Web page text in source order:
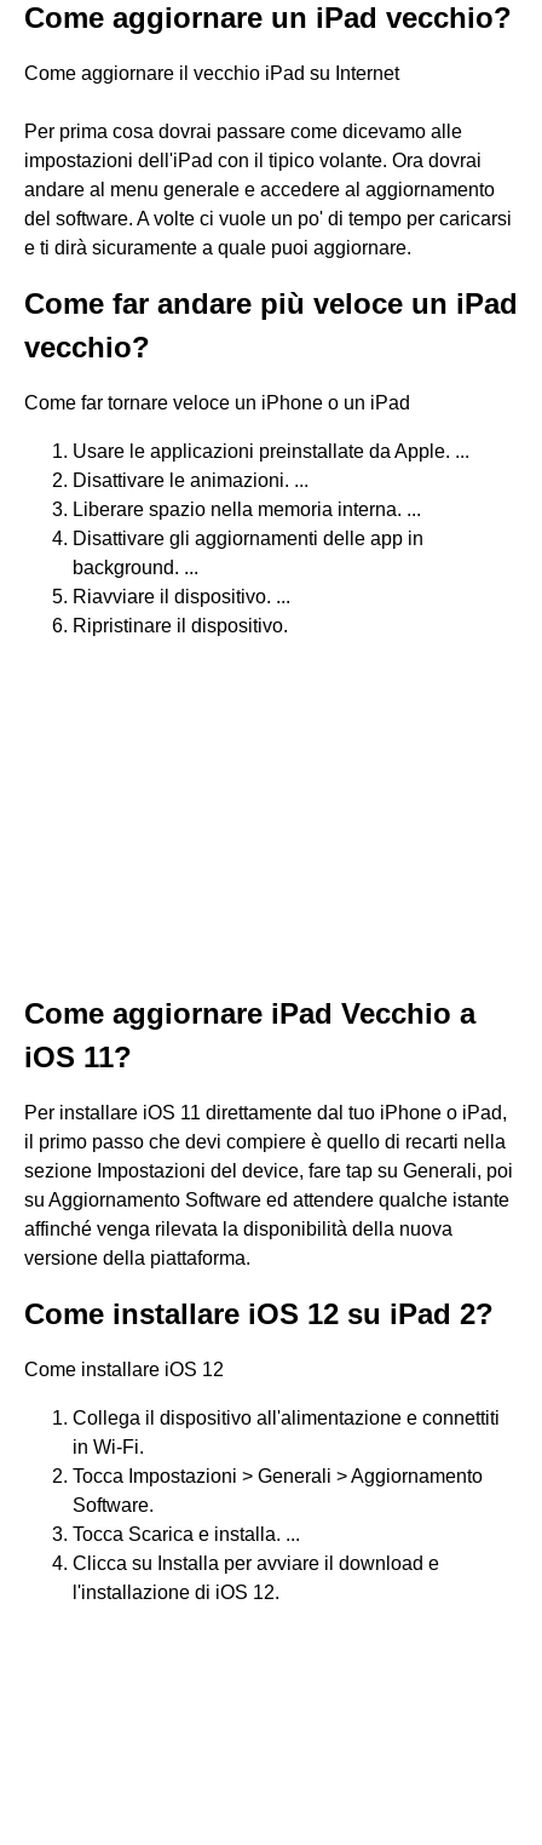
Come aggiornare un iPad vecchio?
Come aggiornare il vecchio iPad su Internet
Per prima cosa dovrai passare come dicevamo alle
impostazioni dell'iPad con il tipico volante. Ora dovrai
andare al menu generale e accedere al aggiornamento
del software. A volte ci vuole un po' di tempo per caricarsi
e ti dirà sicuramente a quale puoi aggiornare.
Come far andare più veloce un iPad
vecchio?
Come far tornare veloce un iPhone o un iPad
Usare le applicazioni preinstallate da Apple. ...
Disattivare le animazioni. ...
Liberare spazio nella memoria interna. ...
Disattivare gli aggiornamenti delle app in
background. ...
Riavviare il dispositivo. ...
Ripristinare il dispositivo.
Come aggiornare iPad Vecchio a
iOS 11?
Per installare iOS 11 direttamente dal tuo iPhone o iPad,
il primo passo che devi compiere è quello di recarti nella
sezione Impostazioni del device, fare tap su Generali, poi
su Aggiornamento Software ed attendere qualche istante
affinché venga rilevata la disponibilità della nuova
versione della piattaforma.
Come installare iOS 12 su iPad 2?
Come installare iOS 12
Collega il dispositivo all'alimentazione e connettiti
in Wi-Fi.
Tocca Impostazioni > Generali > Aggiornamento
Software.
Tocca Scarica e installa. ...
Clicca su Installa per avviare il download e
l'installazione di iOS 12.